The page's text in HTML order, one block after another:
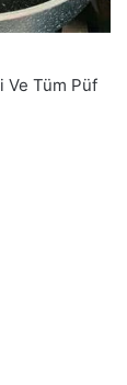
Ve Tüm Püf